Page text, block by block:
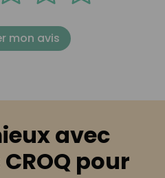
mon avis
avec
pour